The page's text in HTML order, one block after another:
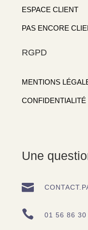
ESPACE CLIENT
PAS ENCORE
RGPD
MENTIONS
Une

 01 56 86 30